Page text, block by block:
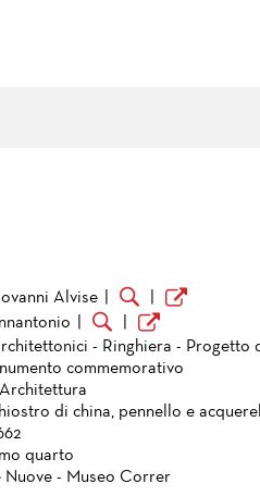
Alvise
- Ringhiera - Progetto
commemorativo
di china, pennello e
quarto
Nuove - Museo Correr